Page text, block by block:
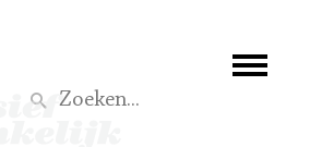
Wat we doen